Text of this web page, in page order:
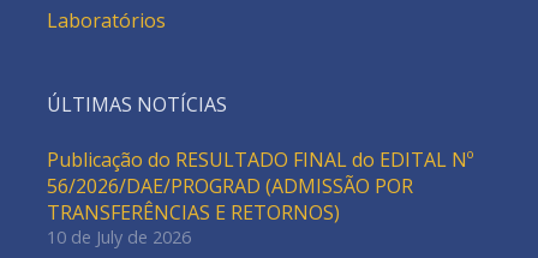
Laboratórios
ÚLTIMAS NOTÍCIAS
Publicação do RESULTADO FINAL do EDITAL Nº
56/2026/DAE/PROGRAD (ADMISSÃO POR
TRANSFERÊNCIAS E RETORNOS)
10 de July de 2026